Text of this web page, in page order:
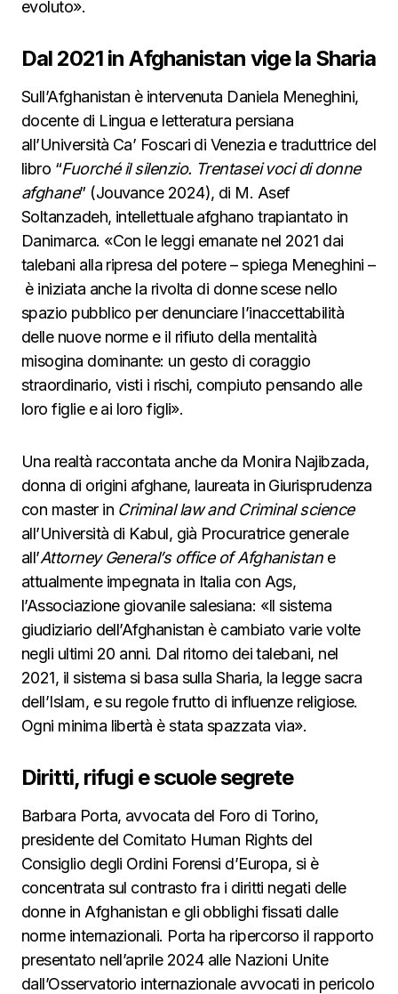
evoluto».
Dal 2021 in Afghanistan vige la Sharia
Sull’Afghanistan è intervenuta Daniela Meneghini,
docente di Lingua e letteratura persiana
all’Università Ca’ Foscari di Venezia e traduttrice del
libro “Fuorché il silenzio. Trentasei voci di donne
afghane” (Jouvance 2024), di M. Asef
Soltanzadeh, intellettuale afghano trapiantato in
Danimarca. «Con le leggi emanate nel 2021 dai
talebani alla ripresa del potere – spiega Meneghini –
è iniziata anche la rivolta di donne scese nello
spazio pubblico per denunciare l’inaccettabilità
delle nuove norme e il rifiuto della mentalità
misogina dominante: un gesto di coraggio
straordinario, visti i rischi, compiuto pensando alle
loro figlie e ai loro figli».
Una realtà raccontata anche da Monira Najibzada,
donna di origini afghane, laureata in Giurisprudenza
con master in Criminal law and Criminal science
all’Università di Kabul, già Procuratrice generale
all’Attorney General’s office of Afghanistane
attualmente impegnata in Italia con Ags,
l’Associazione giovanile salesiana: «Il sistema
giudiziario dell’Afghanistan è cambiato varie volte
negli ultimi 20 anni. Dal ritorno dei talebani, nel
2021, il sistema si basa sulla Sharia, la legge sacra
dell’Islam, e su regole frutto di influenze religiose.
Ogni minima libertà è stata spazzata via».
Diritti, rifugi e scuole segrete
Barbara Porta, avvocata del Foro di Torino,
presidente del Comitato Human Rights del
Consiglio degli Ordini Forensi d’Europa, si è
concentrata sul contrasto fra i diritti negati delle
donne in Afghanistan e gli obblighi fissati dalle
norme internazionali. Porta ha ripercorso il rapporto
presentato nell’aprile 2024 alle Nazioni Unite
dall’Osservatorio internazionale avvocati in pericolo